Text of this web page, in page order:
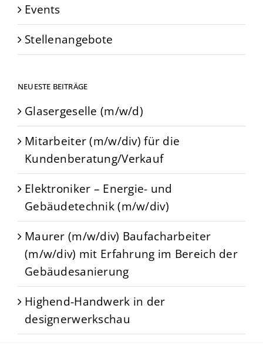
Events
Stellenangebote
NEUESTE BEITRÄGE
Glasergeselle (m/w/d)
Mitarbeiter (m/w/div) für die
Kundenberatung/Verkauf
Elektroniker – Energie- und
Gebäudetechnik (m/w/div)
Maurer (m/w/div) Baufacharbeiter
(m/w/div) mit Erfahrung im Bereich der
Gebäudesanierung
Highend-Handwerk in der
designerwerkschau